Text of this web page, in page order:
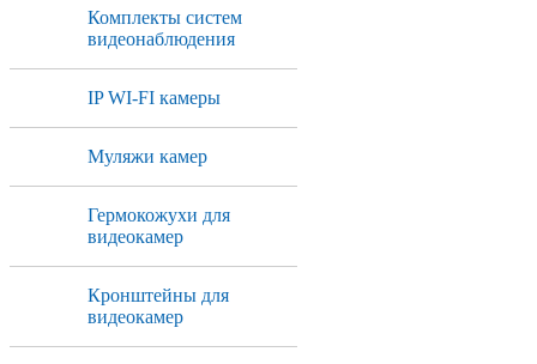
Комплекты систем
видеонаблюдения
IP WI-FI камеры
Муляжи камер
Гермокожухи для
видеокамер
Кронштейны для
видеокамер